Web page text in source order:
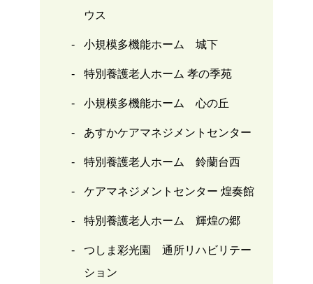
ウス
小規模多機能ホーム 城下
特別養護老人ホーム 孝の季苑
小規模多機能ホーム 心の丘
あすかケアマネジメントセンター
特別養護老人ホーム 鈴蘭台西
ケアマネジメントセンター 煌奏館
特別養護老人ホーム 輝煌の郷
つしま彩光園 通所リハビリテー
ション